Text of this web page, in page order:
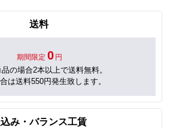
送料
期間限定 0 円
の場合2本以上で送料無料。
は送料550円発生致します。
み・バランス工賃